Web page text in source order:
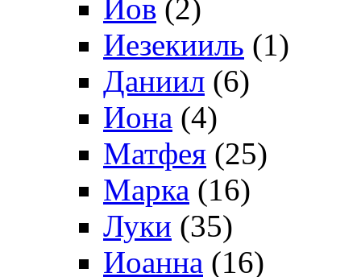
Иов (2)
Иезекииль (1)
Даниил (6)
Иона (4)
Матфея (25)
Марка (16)
Луки (35)
Иоанна (16)